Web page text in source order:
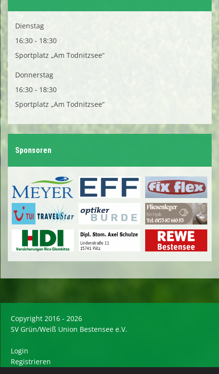
Dienstag
16:30 - 18:30
Sportplatz „Am Todnitzsee“
Donnerstag
16:30 - 18:30
Sportplatz „Am Todnitzsee“
Sponsoren
Copyright 2016 - 2026
SV Grün/Weiß Union Bestensee e.V.
Login
Registrieren